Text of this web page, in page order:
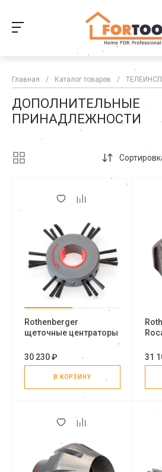
Главная / Каталог товаров /
ДОПОЛНИТЕЛЬНЫЕ
ПРИНАДЛЕЖНОСТИ
Rothenberger
щеточные центраторы
30 230 ₽
В КОРЗИНУ
31